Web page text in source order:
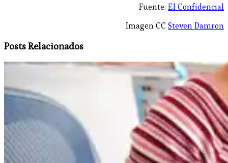
Fuente: El Confidencial
Imagen CC Steven Damron
Posts Relacionados